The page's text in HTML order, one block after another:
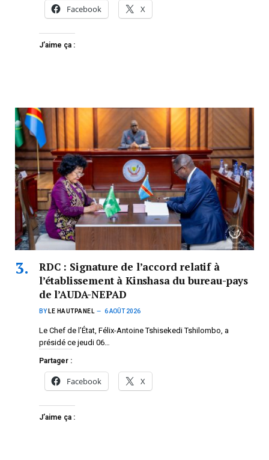
Facebook X
J’aime ça :
RDC : Signature de l’accord relatif à
l’établissement à Kinshasa du bureau-pays
de l’AUDA-NEPAD
BY LE HAUTPANEL 6 AOÛT 2026
Le Chef de l’État, Félix-Antoine Tshisekedi Tshilombo, a
présidé ce jeudi 06…
Partager :
Facebook X
J’aime ça :